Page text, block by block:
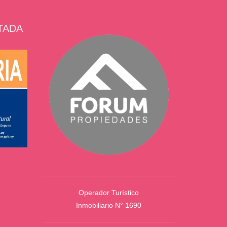
Operador Turístico
Inmobiliario N° 1690